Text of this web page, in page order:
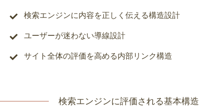
検索エンジンに内容を正しく伝える構造設計
ユーザーが迷わない導線設計
サイト全体の評価を高める内部リンク構造
検索エンジンに評価される基本構造